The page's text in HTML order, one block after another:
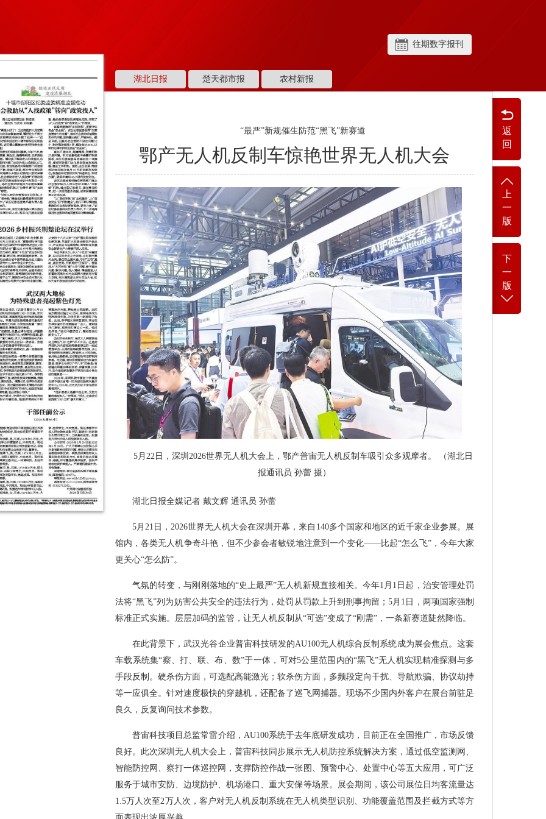
往期数字报刊
返
回
上
一
版
下
一
版
湖北日报 楚天都市报 农村新报
“最严”新规催生防范“黑飞”新赛道
鄂产无人机反制车惊艳世界无人机大会
5月22日，深圳2026世界无人机大会上，鄂产普宙无人机反制车吸引众多观摩者。 （湖北日
报通讯员 孙蕾 摄）
湖北日报全媒记者 戴文辉 通讯员 孙蕾
5月21日，2026世界无人机大会在深圳开幕，来自140多个国家和地区的近千家企业参展。展
馆内，各类无人机争奇斗艳，但不少参会者敏锐地注意到一个变化——比起“怎么飞”，今年大家
更关心“怎么防”。
气氛的转变，与刚刚落地的“史上最严”无人机新规直接相关。今年1月1日起，治安管理处罚
法将“黑飞”列为妨害公共安全的违法行为，处罚从罚款上升到刑事拘留；5月1日，两项国家强制
标准正式实施。层层加码的监管，让无人机反制从“可选”变成了“刚需”，一条新赛道陡然降临。
在此背景下，武汉光谷企业普宙科技研发的AU100无人机综合反制系统成为展会焦点。这套
车载系统集“察、打、联、布、数”于一体，可对5公里范围内的“黑飞”无人机实现精准探测与多
手段反制。硬杀伤方面，可选配高能激光；软杀伤方面，多频段定向干扰、导航欺骗、协议劫持
等一应俱全。针对速度极快的穿越机，还配备了巡飞网捕器。现场不少国内外客户在展台前驻足
良久，反复询问技术参数。
普宙科技项目总监常雷介绍，AU100系统于去年底研发成功，目前正在全国推广，市场反馈
良好。此次深圳无人机大会上，普宙科技同步展示无人机防控系统解决方案，通过低空监测网、
智能防控网、察打一体巡控网，支撑防控作战一张图、预警中心、处置中心等五大应用，可广泛
服务于城市安防、边境防护、机场港口、重大安保等场景。展会期间，该公司展位日均客流量达
1.5万人次至2万人次，客户对无人机反制系统在无人机类型识别、功能覆盖范围及拦截方式等方
面表现出浓厚兴趣。